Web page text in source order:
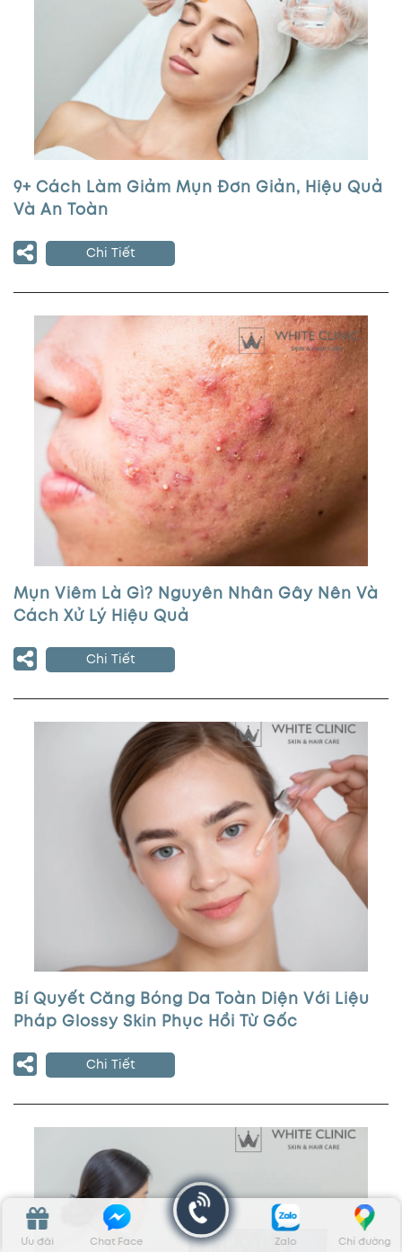
Ưu đãi Chat Face Zalo Chỉ đường
9+ Cách Làm Giảm Mụn Đơn Giản, Hiệu Quả
Và An Toàn
Chi Tiết
Mụn Viêm Là Gì? Nguyên Nhân Gây Nên Và
Cách Xử Lý Hiệu Quả
Chi Tiết
Bí Quyết Căng Bóng Da Toàn Diện Với Liệu
Pháp Glossy Skin Phục Hồi Từ Gốc
Chi Tiết